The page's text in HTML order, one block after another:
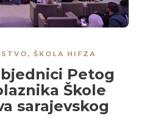
, ŠKOLA HIFZA
Petog
Škole
sarajevskog